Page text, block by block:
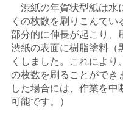
渋紙の年賀状型紙は水
くの枚数を刷りこんで
部分的に伸長が起こり、
渋紙の表面に樹脂塗料（
くしました。これにより
の枚数を刷ることができ
した場合には、作業を
可能です。）